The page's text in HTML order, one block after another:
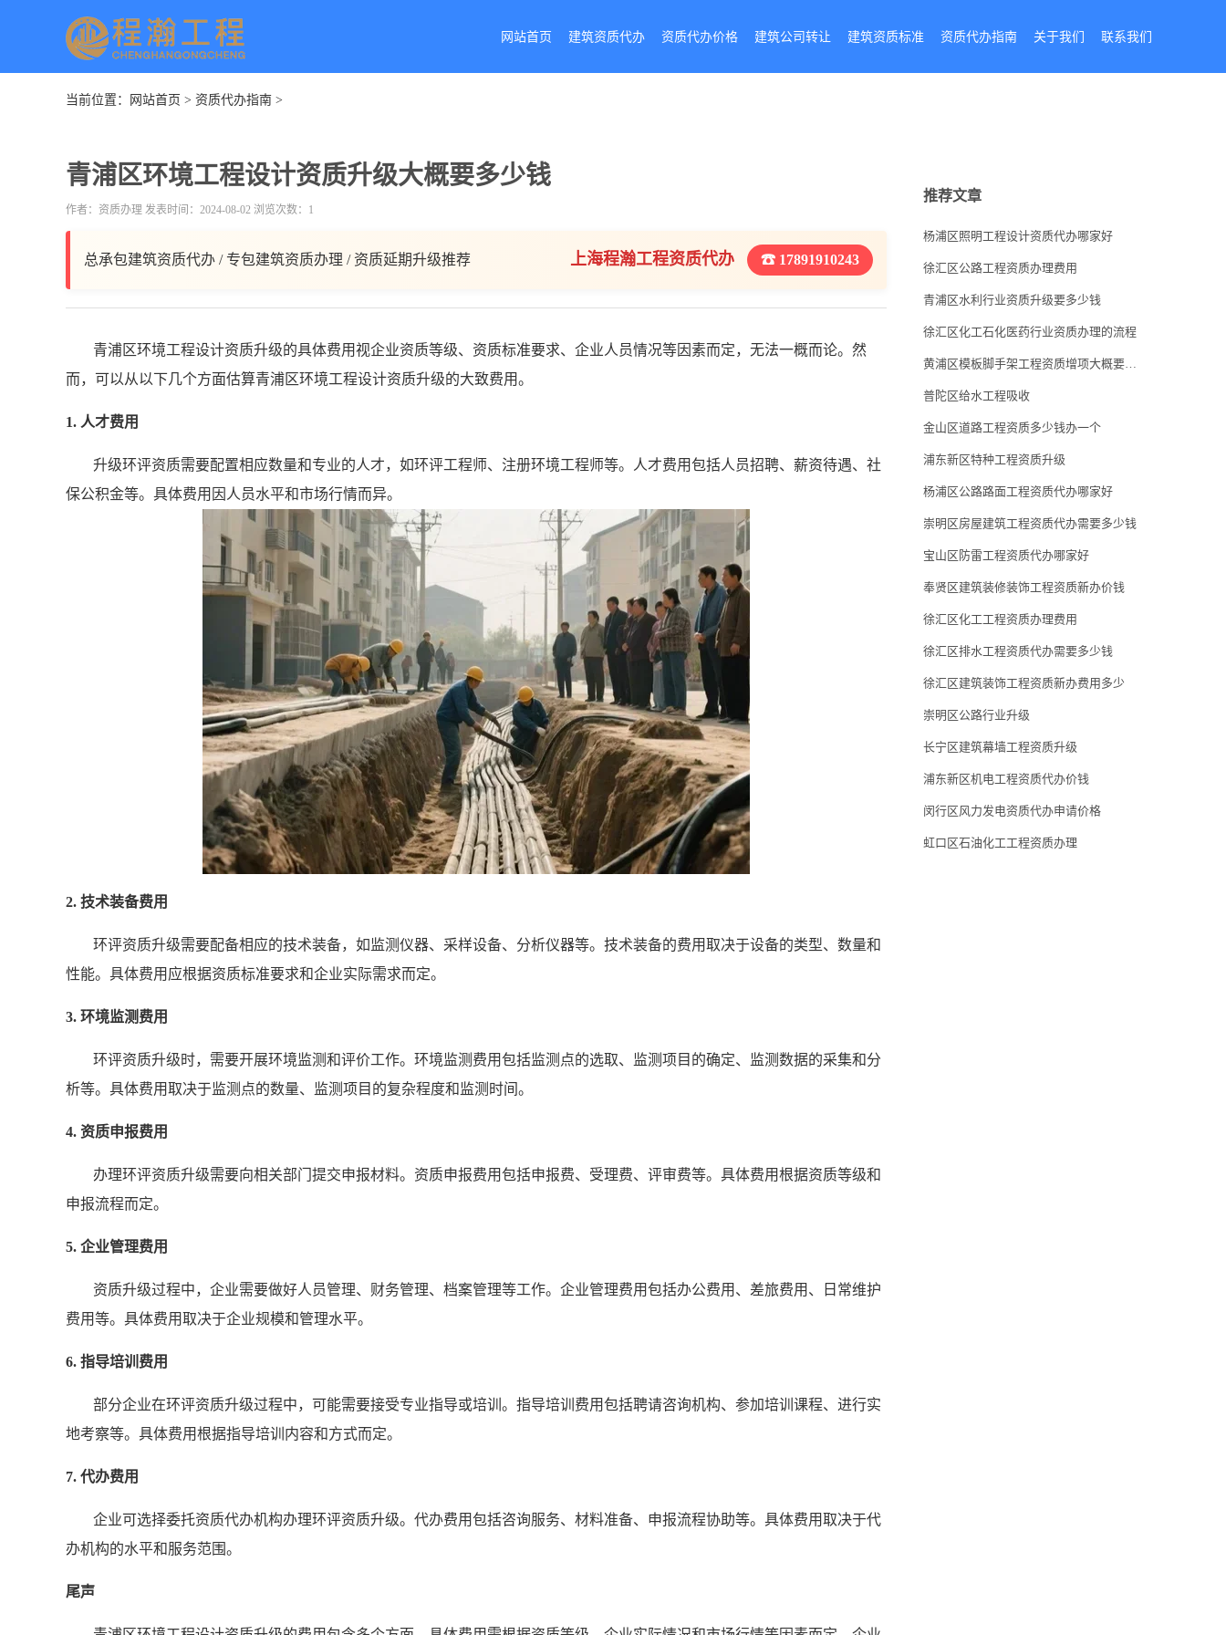
网站首页 建筑资质代办 资质代办价格 建筑公司转让 建筑资质标准 资质代办指南 关于我们 联系我们
当前位置： 网站首页 > 资质代办指南 >
青浦区环境工程设计资质升级大概要多少钱
作者：资质办理 发表时间：2024-08-02 浏览次数：1
总承包建筑资质代办 / 专包建筑资质办理 / 资质延期升级推荐 上海程瀚工程资质代办 ☎ 17891910243
青浦区环境工程设计资质升级的具体费用视企业资质等级、资质标准要求、企业人员情况等因素而定，无法一概而论。然
而，可以从以下几个方面估算青浦区环境工程设计资质升级的大致费用。
1. 人才费用
升级环评资质需要配置相应数量和专业的人才，如环评工程师、注册环境工程师等。人才费用包括人员招聘、薪资待遇、社
保公积金等。具体费用因人员水平和市场行情而异。
2. 技术装备费用
环评资质升级需要配备相应的技术装备，如监测仪器、采样设备、分析仪器等。技术装备的费用取决于设备的类型、数量和
性能。具体费用应根据资质标准要求和企业实际需求而定。
3. 环境监测费用
环评资质升级时，需要开展环境监测和评价工作。环境监测费用包括监测点的选取、监测项目的确定、监测数据的采集和分
析等。具体费用取决于监测点的数量、监测项目的复杂程度和监测时间。
4. 资质申报费用
办理环评资质升级需要向相关部门提交申报材料。资质申报费用包括申报费、受理费、评审费等。具体费用根据资质等级和
申报流程而定。
5. 企业管理费用
资质升级过程中，企业需要做好人员管理、财务管理、档案管理等工作。企业管理费用包括办公费用、差旅费用、日常维护
费用等。具体费用取决于企业规模和管理水平。
6. 指导培训费用
部分企业在环评资质升级过程中，可能需要接受专业指导或培训。指导培训费用包括聘请咨询机构、参加培训课程、进行实
地考察等。具体费用根据指导培训内容和方式而定。
7. 代办费用
企业可选择委托资质代办机构办理环评资质升级。代办费用包括咨询服务、材料准备、申报流程协助等。具体费用取决于代
办机构的水平和服务范围。
尾声
推荐文章
杨浦区照明工程设计资质代办哪家好
徐汇区公路工程资质办理费用
青浦区水利行业资质升级要多少钱
徐汇区化工石化医药行业资质办理的流程
黄浦区模板脚手架工程资质增项大概要多少钱
普陀区给水工程吸收
金山区道路工程资质多少钱办一个
浦东新区特种工程资质升级
杨浦区公路路面工程资质代办哪家好
崇明区房屋建筑工程资质代办需要多少钱
宝山区防雷工程资质代办哪家好
奉贤区建筑装修装饰工程资质新办价钱
徐汇区化工工程资质办理费用
徐汇区排水工程资质代办需要多少钱
徐汇区建筑装饰工程资质新办费用多少
崇明区公路行业升级
长宁区建筑幕墙工程资质升级
浦东新区机电工程资质代办价钱
闵行区风力发电资质代办申请价格
虹口区石油化工工程资质办理